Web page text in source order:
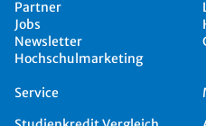
Partner
Jobs
Newsletter
Hochschulmarketing
Service